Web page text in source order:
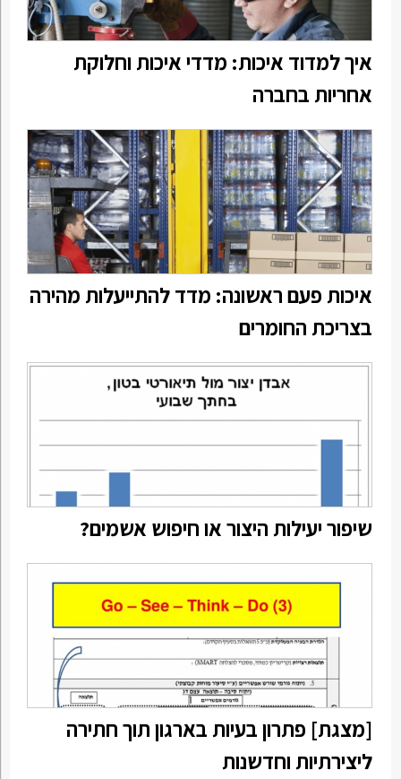
איך למדוד איכות: מדדי איכות וחלוקת
אחריות בחברה
איכות פעם ראשונה: מדד להתייעלות מהירה
בצריכת החומרים
שיפור יעילות היצור או חיפוש אשמים?
[מצגת] פתרון בעיות בארגון תוך חתירה
ליצירתיות וחדשנות